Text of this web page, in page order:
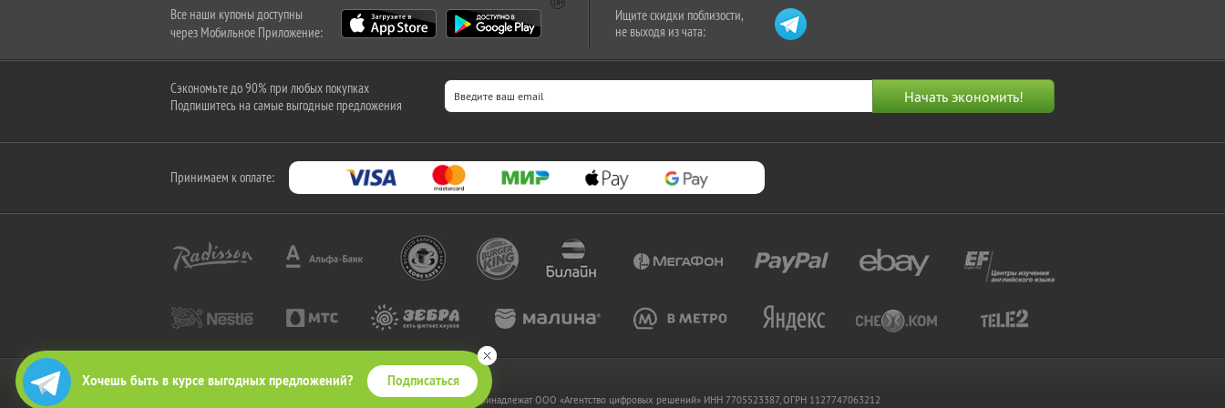
Хочешь быть в курсе выгодных предложений? Подписаться
Все наши купоны доступны
через Мобильное Приложение:
Ищите скидки поблизости,
не выходя из чата:
Сэкономьте до 90% при любых покупках
Подпишитесь на самые выгодные предложения
Принимаем к оплате:
2010-2026 © КупиКупон. Все права защищены.
Все права на товарный знак "КупиКупон" и на сайт www.kupikupon.ru принадлежат OOO «Агентство цифровых решений» ИНН 7705523387, ОГРН 1127747063212